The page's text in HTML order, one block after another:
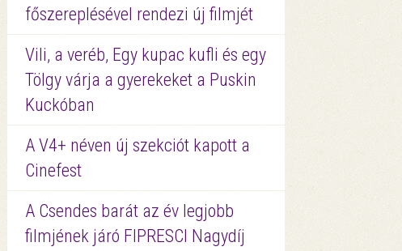
főszereplésével rendezi új filmjét
Vili, a veréb, Egy kupac kufli és egy
Tölgy várja a gyerekeket a Puskin
Kuckóban
A V4+ néven új szekciót kapott a
Cinefest
A Csendes barát az év legjobb
filmjének járó FIPRESCI Nagydíj